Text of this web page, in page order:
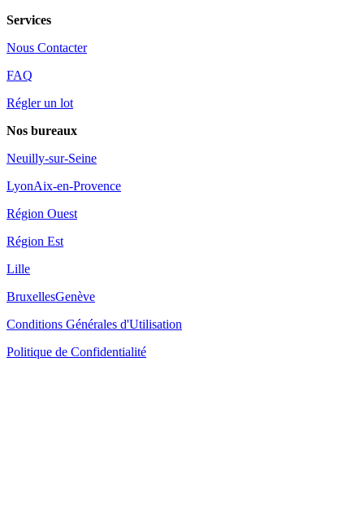
Services
Nous Contacter
FAQ
Régler un lot
Nos bureaux
Neuilly-sur-Seine
LyonAix-en-Provence
Région Ouest
Région Est
Lille
BruxellesGenève
Conditions Générales d'Utilisation
Politique de Confidentialité